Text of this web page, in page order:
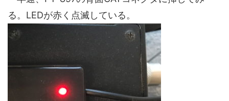
る。LEDが赤く点滅している。